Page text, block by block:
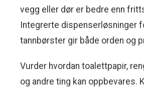
vegg eller dør er bedre enn
Integrerte dispenserløsninger
tannbørster gir både orden og
Vurder hvordan toalettpapir,
og andre ting kan oppbevares.